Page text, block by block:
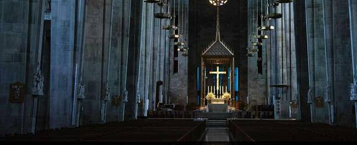
பால்டிமோர் கத்தோலிக்க தேவாலய அதிகாரிகள்
ஆண்டுகளாக மூடிமறைப்பதாகமேரிலாந்தின்
உயர்
463 பக்க அறிக்கையில் இந்த துஷ்பிரயோகத்தை
பாதிரியார்கள் மீது குற்றம்சாட்டப்பட்டுள்ளது,
"மீண்டும் மீண்டும், தேவாலயத்தின் உறுப்பினர்கள்
முடிந்தவரை ஒப்புக்கொள்ள மறுத்துவிட்டனர்." என்று
"குழந்தைகளைப் பாதுகாப்பதை விட, அவதூறு
அக்கறை கொண்டிருந்தார் என்பதை தேவாலய